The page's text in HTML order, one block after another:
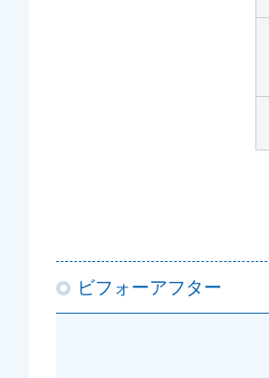
ビフォーアフター